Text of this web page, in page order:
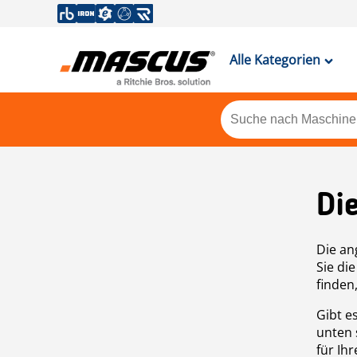
Alle Kategorien
Die
Sie
Gibt
unten
für